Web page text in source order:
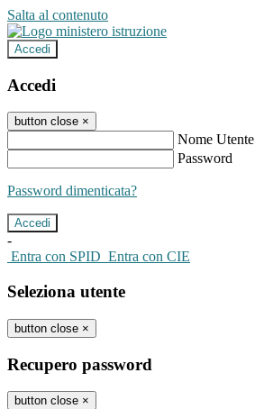
Salta al contenuto
Accedi
Accedi
button close ×
Nome Utente
Password
Password dimenticata?
-
Entra con SPID Entra con CIE
Seleziona utente
button close ×
Recupero password
button close ×